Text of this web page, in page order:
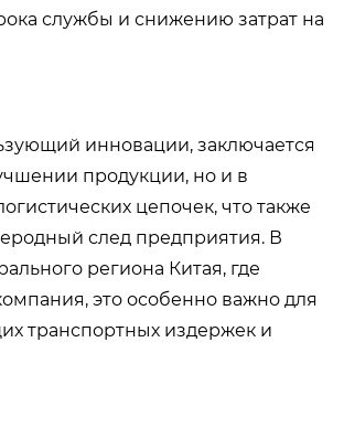
службы и снижению затрат на
инновации, заключается
продукции, но и в
цепочек, что также
след предприятия. В
региона Китая, где
это особенно важно для
транспортных издержек и